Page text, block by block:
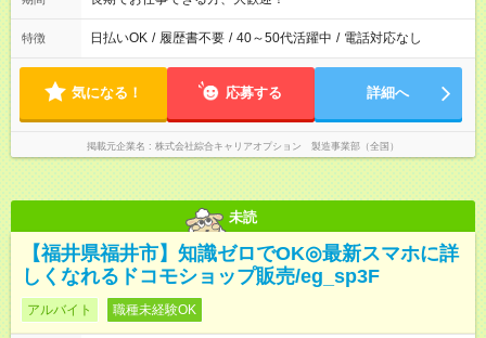
特徴 日払いOK / 履歴書不要 / 40～50代活躍中 / 電話対応なし
気になる！ 応募する 詳細へ
掲載元企業名 株式会社綜合キャリアオプション 製造事業部（全国）
未読
【福井県福井市】知識ゼロでOK◎最新スマホに詳
しくなれるドコモショップ販売/eg_sp3F
アルバイト 職種未経験OK